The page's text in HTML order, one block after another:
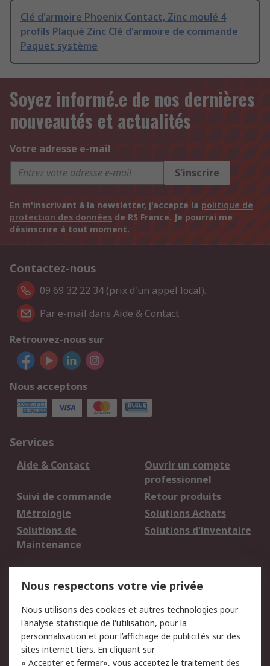
Clé d'armoire Phoenix Contact, Zinc moulé 4
profils Plaqué Zinc Clé d'armoire de commande
Paquet système
Soyez informé.e de nos dernières
nouveautés et actualités
Votre adresse e-mail
S'inscrire
En m'inscrivant à la newsletter, j'accepte la politique de
protection des données de RS France. Je pourrai me
désinscrire à tout moment.
Contactez-nous
09 69 32 22 34 (prix d'un appel local).
Par e-mail dans Aide & Contact
Retrouvez-nous sur
Nous acceptons
Services
Aide & Contact
Ouvrir un compte
professionnel
Suivi de commande
Retour produits
Métrologie
Solutions Achats
Solutions de
Maintenance
Solutions d'inventaire
du site
Politique de protection
des données - Mise à
jour
Sécurité des E-mails
Nous respectons votre vie privée
Nous utilisons des cookies et autres technologies pour
l'analyse statistique de l'utilisation, pour la
personnalisation et pour l’affichage de publicités sur des
sites internet tiers. En cliquant sur
« Accepter et fermer», vous acceptez le traitement des